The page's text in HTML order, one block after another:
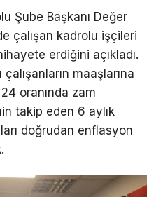
Şube Başkanı Değer
çalışan kadrolu işçileri
erdiğini açıkladı.
maaşlarına
oranında zam
takip eden 6 aylık
doğrudan enflasyon